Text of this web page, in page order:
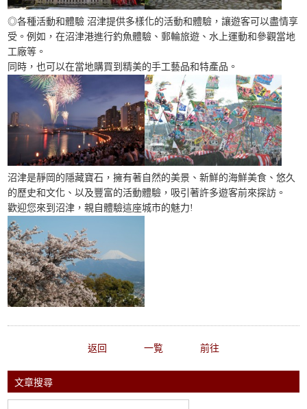
◎各種活動和體驗 沼津提供多樣化的活動和體驗，讓遊客可以盡情享
受。例如，在沼津港進行釣魚體驗、郵輪旅遊、水上運動和參觀當地
工廠等。
同時，也可以在當地購買到精美的手工藝品和特產品。
沼津是靜岡的隱藏寶石，擁有著自然的美景、新鮮的海鮮美食、悠久
的歷史和文化、以及豐富的活動體驗，吸引著許多遊客前來探訪。
歡迎您來到沼津，親自體驗這座城市的魅力!
返回 一覧 前往
文章搜尋